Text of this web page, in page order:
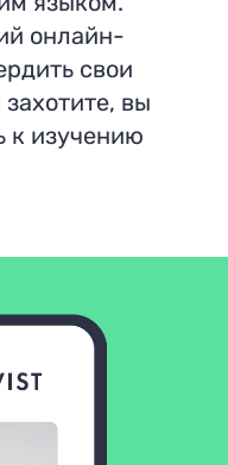
онлайн-
свои
вы
к изучению